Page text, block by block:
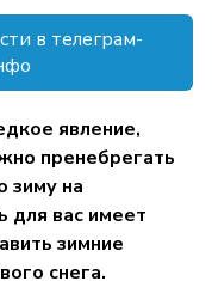
в телеграм-
явление,
пренебрегать
зиму на
для вас имеет
зимние
снега.